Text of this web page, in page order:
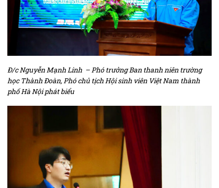
Đ/c Nguyễn Mạnh Linh – Phó trưởng Ban thanh niên trường
học Thành Đoàn, Phó chủ tịch Hội sinh viên Việt Nam thành
phố Hà Nội phát biểu